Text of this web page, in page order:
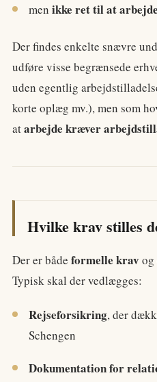
men ikke ret til at arbejde
Der findes enkelte snævre
udføre visse begrænsede
uden egentlig
korte oplæg mv.), men som
atarbejde kræver
Hvilke krav stilles
Der er både formelle krav og
Typisk skal der vedlægges:
Rejseforsikring, der
Schengen
Dokumentation for